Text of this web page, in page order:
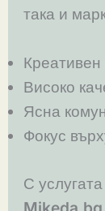
така и
Креативен
Високо
Ясна
Фокус
С услугата